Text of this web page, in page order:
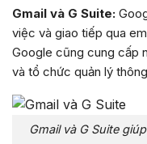
Gmail và G Suite:
việc và giao tiếp qua
Google cũng cung cấp
và tổ chức quản lý
Gmail và G Suite